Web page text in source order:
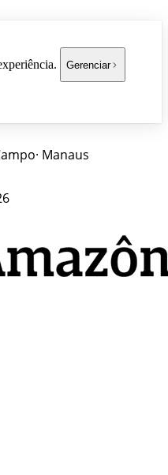
Gerenciar
· Manaus